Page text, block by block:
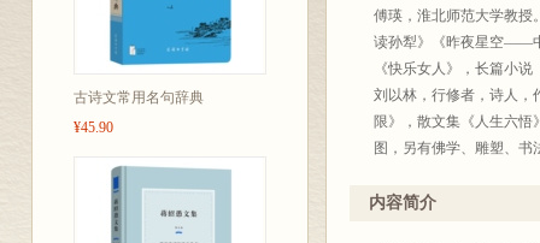
古诗文常用名句辞典
¥45.90
书之所以成为
东西就是人类
变，但唯一不
无常的无奈、
感经验对接。
傅瑛，淮北师范大学教授
读孙犁》《昨夜星空——
《快乐女人》，长篇小
刘以林，行修者，诗人，
限》，散文集《人生六
图，另有佛学、雕塑、
内容简介